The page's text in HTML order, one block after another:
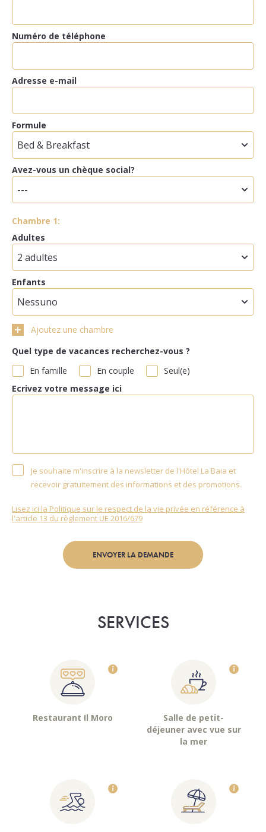
Numéro de téléphone
Adresse e-mail
Formule
Avez-vous un chèque social?
Chambre 1:
Adultes
Enfants
Ajoutez une chambre
Quel type de vacances recherchez-vous ?
En famille
En couple
Seul(e)
Ecrivez votre message ici
Je souhaite m'inscrire à la newsletter de l'Hôtel La Baia et
recevoir gratuitement des informations et des promotions.
Lisez ici la Politique sur le respect de la vie privée en référence à
l'article 13 du règlement UE 2016/679
ENVOYER LA DEMANDE
SERVICES
Restaurant Il Moro
Salle de petit-
déjeuner avec vue sur
la mer